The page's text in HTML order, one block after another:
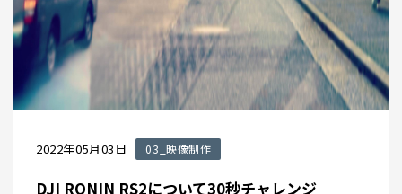
2022年05月03日 03_映像制作
DJI RONIN RS2について30秒チャレンジ